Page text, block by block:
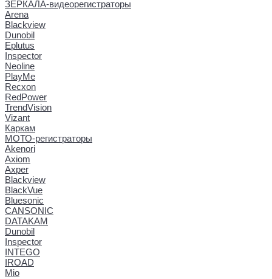
ЗЕРКАЛА-видеорегистраторы
Arena
Blackview
Dunobil
Eplutus
Inspector
Neoline
PlayMe
Recxon
RedPower
TrendVision
Vizant
Каркам
МОТО-регистраторы
Akenori
Axiom
Axper
Blackview
BlackVue
Bluesonic
CANSONIC
DATAKAM
Dunobil
Inspector
INTEGO
IROAD
Mio